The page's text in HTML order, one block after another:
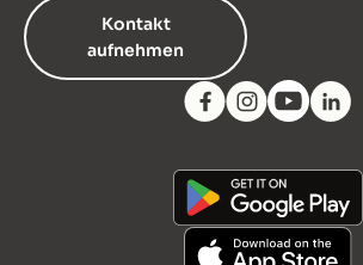
Kontakt
aufnehmen